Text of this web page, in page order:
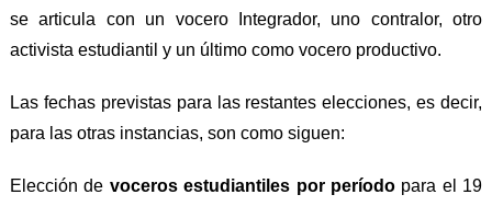
se articula con un
voceroIntegrador, uno contralor,otro
activista estudiantil y un último como vocero productivo.
Las fechas previstas para las restantes elecciones, es decir,
para las otras instancias, son como siguen:
Elección de vocerosestudiantiles por período para el 19